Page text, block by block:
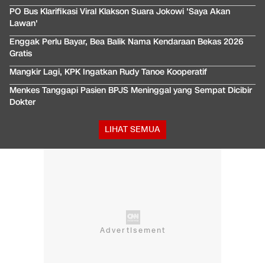
PO Bus Klarifikasi Viral Klakson Suara Jokowi 'Saya Akan
Lawan'
Enggak Perlu Bayar, Bea Balik Nama Kendaraan Bekas 2026
Gratis
Mangkir Lagi, KPK Ingatkan Rudy Tanoe Kooperatif
Menkes Tanggapi Pasien BPJS Meninggal yang Sempat Dicibir
Dokter
LIHAT SEMUA